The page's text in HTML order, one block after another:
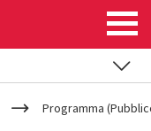
Programma